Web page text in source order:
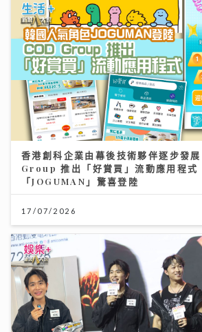
香港創科企業由幕後技術夥伴逐步發
Group 推出「好賞買」流動應用程式
「JOGUMAN」驚喜登陸
17/07/2026